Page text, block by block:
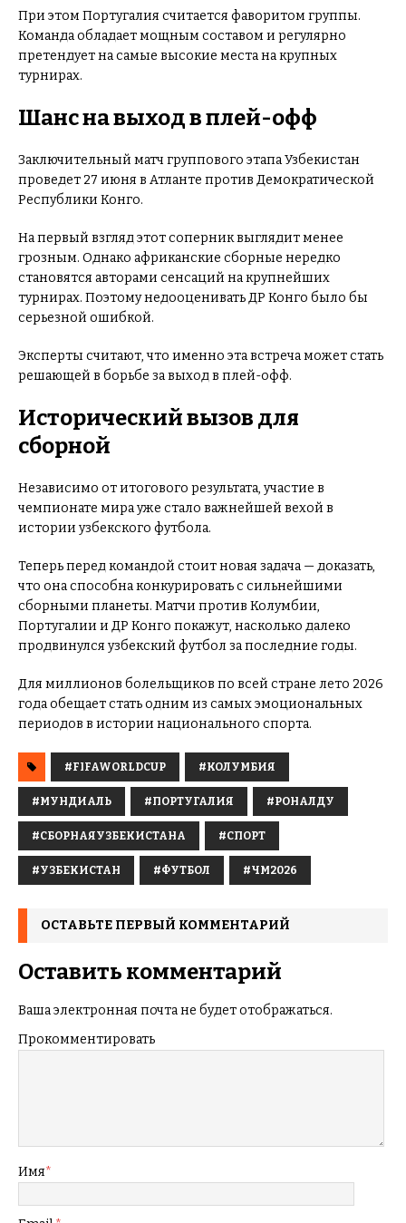
При этом Португалия считается фаворитом группы.
Команда обладает мощным составом и регулярно
претендует на самые высокие места на крупных
турнирах.
Шанс на выход в плей-офф
Заключительный матч группового этапа Узбекистан
проведет 27 июня в Атланте против Демократической
Республики Конго.
На первый взгляд этот соперник выглядит менее
грозным. Однако африканские сборные нередко
становятся авторами сенсаций на крупнейших
турнирах. Поэтому недооценивать ДР Конго было бы
серьезной ошибкой.
Эксперты считают, что именно эта встреча может стать
решающей в борьбе за выход в плей-офф.
Исторический вызов для
сборной
Независимо от итогового результата, участие в
чемпионате мира уже стало важнейшей вехой в
истории узбекского футбола.
Теперь перед командой стоит новая задача — доказать,
что она способна конкурировать с сильнейшими
сборными планеты. Матчи против Колумбии,
Португалии и ДР Конго покажут, насколько далеко
продвинулся узбекский футбол за последние годы.
Для миллионов болельщиков по всей стране лето 2026
года обещает стать одним из самых эмоциональных
периодов в истории национального спорта.
#FIFAWORLDCUP #КОЛУМБИЯ
#МУНДИАЛЬ #ПОРТУГАЛИЯ #РОНАЛДУ
#СБОРНАЯУЗБЕКИСТАНА #СПОРТ
#УЗБЕКИСТАН #ФУТБОЛ #ЧМ2026
ОСТАВЬТЕ ПЕРВЫЙ КОММЕНТАРИЙ
Оставить комментарий
Ваша электронная почта не будет отображаться.
Прокомментировать
Имя*